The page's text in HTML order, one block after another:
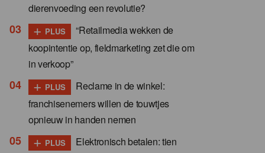
dierenvoeding een revolutie?
+ PLUS
“Retailmedia wekken de
koopintentie op, fieldmarketing zet die om
in verkoop”
+ PLUS
Reclame in de winkel:
franchisenemers willen de touwtjes
opnieuw in handen nemen
+ PLUS
Elektronisch betalen: tien